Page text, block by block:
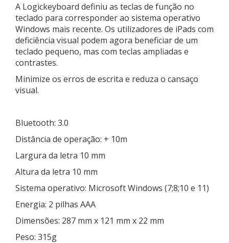
A Logickeyboard definiu as teclas de função no
teclado para corresponder ao sistema operativo
Windows mais recente. Os utilizadores de iPads com
deficiência visual podem agora beneficiar de um
teclado pequeno, mas com teclas ampliadas e
contrastes.
Minimize os erros de escrita e reduza o cansaço
visual.
Bluetooth: 3.0
Distância de operação: + 10m
Largura da letra 10 mm
Altura da letra 10 mm
Sistema operativo: Microsoft Windows (7;8;10 e 11)
Energia: 2 pilhas AAA
Dimensões: 287 mm x 121 mm x 22 mm
Peso: 315g